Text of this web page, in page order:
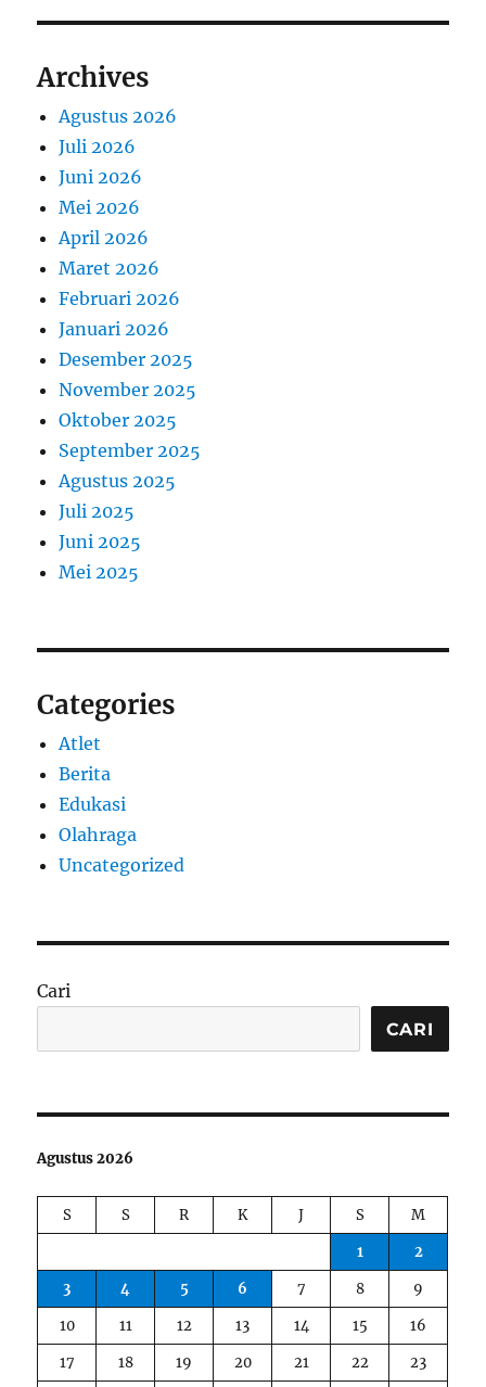
Archives
Agustus 2026
Juli 2026
Juni 2026
Mei 2026
April 2026
Maret 2026
Februari 2026
Januari 2026
Desember 2025
November 2025
Oktober 2025
September 2025
Agustus 2025
Juli 2025
Juni 2025
Mei 2025
Categories
Atlet
Berita
Edukasi
Olahraga
Uncategorized
Cari
CARI
Agustus 2026
S S R K J S
M
1
2
3
4 5 6 7 8
9
10
11 12 13 14 15
16
17
18 19 20 21 22
23